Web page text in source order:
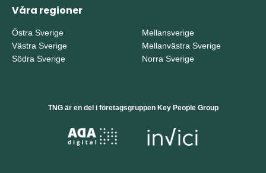
Våra regioner
Östra Sverige
Västra Sverige
Södra Sverige
Mellansverige
Mellanvästra Sverige
Norra Sverige
TNG är en del i företagsgruppen Key People Group